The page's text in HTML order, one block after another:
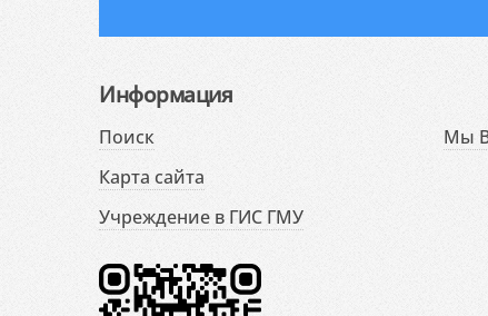
Информация
Поиск
Карта сайта
Учреждение в ГИС ГМУ
Мы